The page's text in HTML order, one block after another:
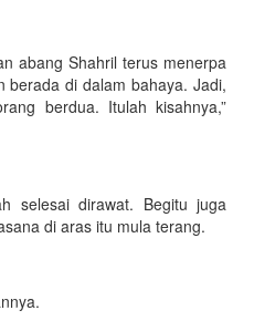
abang Shahril terus menerpa
berada di dalam bahaya. Jadi,
berdua. Itulah kisahnya,”
selesai dirawat. Begitu juga
di aras itu mula terang.